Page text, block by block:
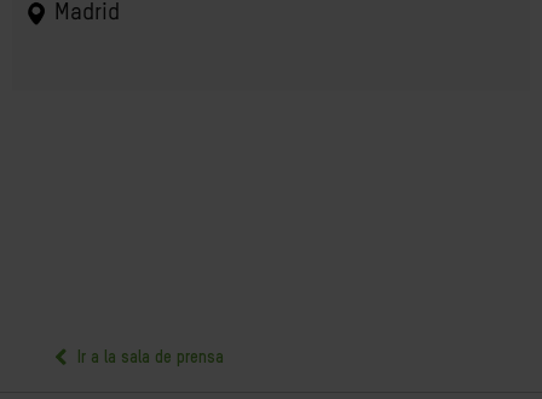
Madrid
Ir a la sala de prensa